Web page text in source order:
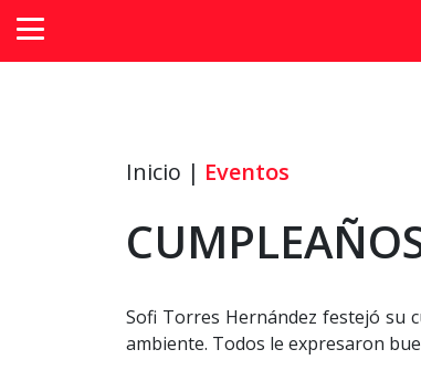
Inicio | Eventos
Sofi Torres Hernández festejó su
ambiente. Todos le expresaron